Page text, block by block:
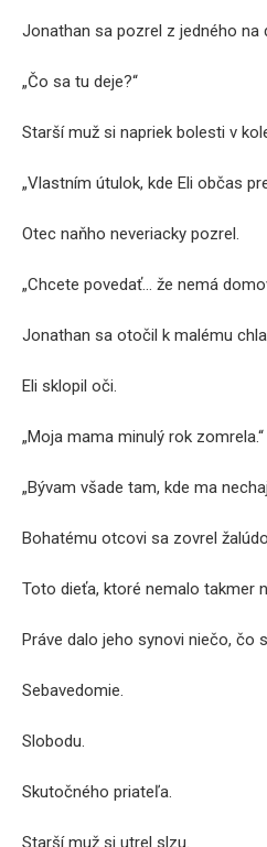
Jonathan sa pozrel z jedného na
„Čo sa tu deje?“
Starší muž si napriek bolesti v
„Vlastním útulok, kde Eli občas
Otec naňho neveriacky pozrel.
„Chcete povedať… že nemá
Jonathan sa otočil k malému
Eli sklopil oči.
„Moja mama minulý rok zomrela.“
„Bývam všade tam, kde ma
Bohatému otcovi sa zovrel
Toto dieťa, ktoré nemalo takmer
Práve dalo jeho synovi niečo, čo
Sebavedomie.
Slobodu.
Skutočného priateľa.
Starší muž si utrel slzu.